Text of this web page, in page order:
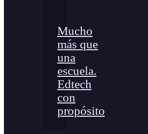
Mucho
más que
una
escuela.
Edtech
con
propósito